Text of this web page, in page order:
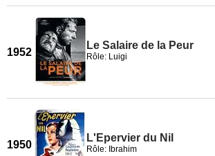
1952
Le Salaire de la Peur
Rôle: Luigi
1950
L'Epervier du Nil
Rôle: Ibrahim